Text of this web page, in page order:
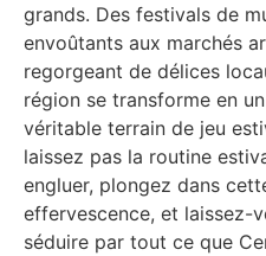
grands. Des festivals de
envoûtants aux marchés
regorgeant de délices
région se transforme en un
véritable terrain de jeu
laissez pas la routine
engluer, plongez dans
effervescence, et laissez-
séduire par tout ce que